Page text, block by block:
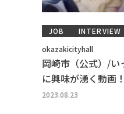
JOB INTERVIEW
okazakicityhall
岡崎市（公式）/い
に興味が湧く動画
2023.08.23